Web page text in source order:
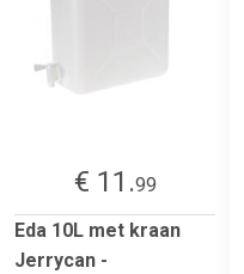
€ 11.99
Eda 10L met kraan
Jerrycan -